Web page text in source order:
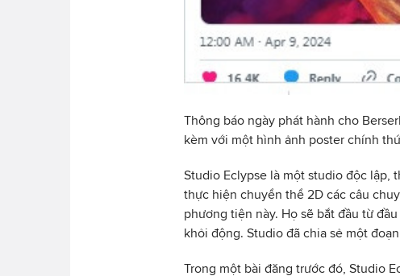
Thông báo ngày phát hành cho
kèm với một hình ảnh poster chính
Studio Eclypse là một studio độc lập,
thực hiện chuyển thể 2D các câu
phương tiện này. Họ sẽ bắt đầu từ
khỏi động. Studio đã chia sẻ một
Trong một bài đăng trước đó, Studio